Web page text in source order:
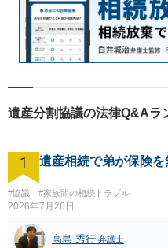
遺産分割協議の法律Q&Aラ
1 遺産相続で弟が保険
#協議 #家族間の相続トラブル
2026年7月26日
高島 秀行 弁護士